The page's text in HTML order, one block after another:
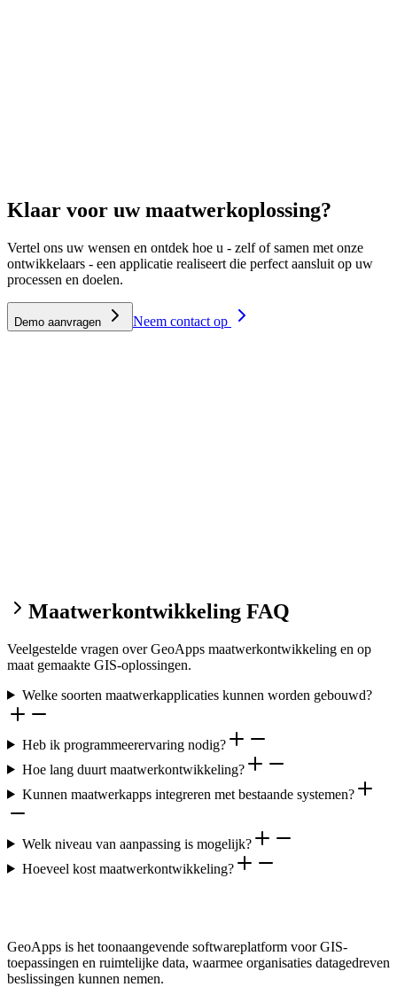
Klaar voor uw maatwerkoplossing?
Vertel ons uw wensen en ontdek hoe u - zelf of samen met onze
ontwikkelaars - een applicatie realiseert die perfect aansluit op uw
processen en doelen.
Demo aanvragen Neem contact op
Maatwerkontwikkeling FAQ
Veelgestelde vragen over GeoApps maatwerkontwikkeling en op
maat gemaakte GIS-oplossingen.
Welke soorten maatwerkapplicaties kunnen worden gebouwd?
Heb ik programmeerervaring nodig?
Hoe lang duurt maatwerkontwikkeling?
Kunnen maatwerkapps integreren met bestaande systemen?
Welk niveau van aanpassing is mogelijk?
Hoeveel kost maatwerkontwikkeling?
GeoApps is het toonaangevende softwareplatform voor GIS-
toepassingen en ruimtelijke data, waarmee organisaties datagedreven
beslissingen kunnen nemen.